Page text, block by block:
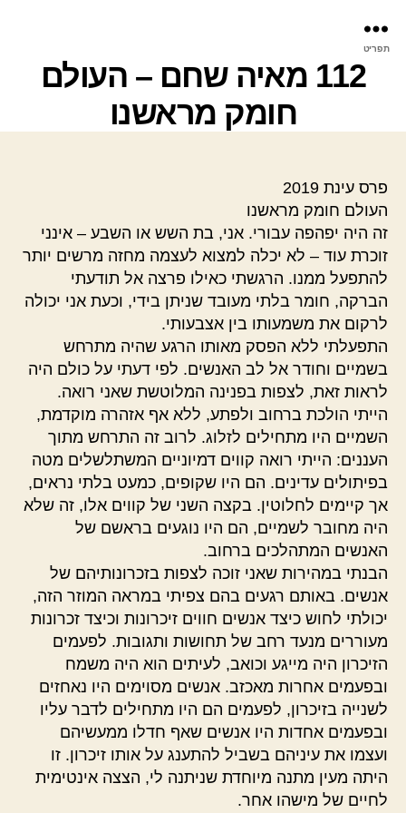
תפריט
112 מאיה שחם – העולם
חומק מראשנו
פרס עינת 2019
העולם חומק מראשנו
זה היה יפהפה עבורי. אני, בת השש או השבע – אינני
זוכרת עוד – לא יכלה למצוא לעצמה מחזה מרשים יותר
להתפעל ממנו. הרגשתי כאילו פרצה אל תודעתי
הברקה, חומר בלתי מעובד שניתן בידי, וכעת אני יכולה
לרקום את משמעותו בין אצבעותי.
התפעלתי ללא הפסק מאותו הרגע שהיה מתרחש
בשמיים וחודר אל לב האנשים. לפי דעתי על כולם היה
לראות זאת, לצפות בפנינה המלוטשת שאני רואה.
הייתי הולכת ברחוב ולפתע, ללא אף אזהרה מוקדמת,
השמיים היו מתחילים לזלוג. לרוב זה התרחש מתוך
העננים: הייתי רואה קווים דמיוניים המשתלשלים מטה
בפיתולים עדינים. הם היו שקופים, כמעט בלתי נראים,
אך קיימים לחלוטין. בקצה השני של קווים אלו, זה שלא
היה מחובר לשמיים, הם היו נוגעים בראשם של
האנשים המתהלכים ברחוב.
הבנתי במהירות שאני זוכה לצפות בזכרונותיהם של
אנשים. באותם רגעים בהם צפיתי במראה המוזר הזה,
יכולתי לחוש כיצד אנשים חווים זיכרונות וכיצד זכרונות
מעוררים מנעד רחב של תחושות ותגובות. לפעמים
הזיכרון היה מייגע וכואב, לעיתים הוא היה משמח
ובפעמים אחרות מאכזב. אנשים מסוימים היו נאחזים
לשנייה בזיכרון, לפעמים הם היו מתחילים לדבר עליו
ובפעמים אחדות היו אנשים שאף חדלו ממעשיהם
ועצמו את עיניהם בשביל להתענג על אותו זיכרון. זו
היתה מעין מתנה מיוחדת שניתנה לי, הצצה אינטימית
לחיים של מישהו אחר.